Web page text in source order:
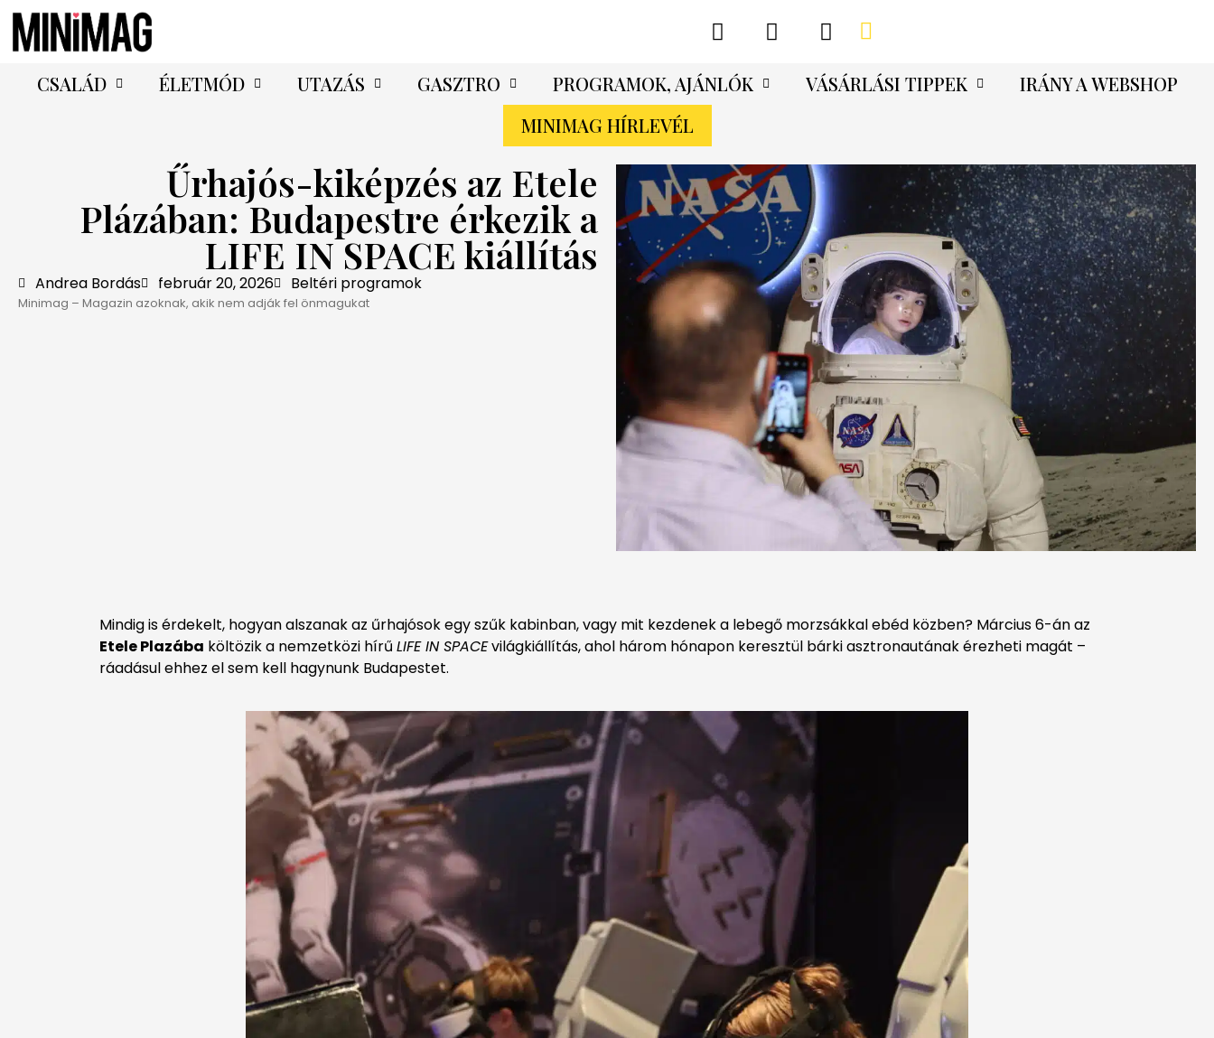
CSALÁD ÉLETMÓD UTAZÁS GASZTRO PROGRAMOK, AJÁNLÓK VÁSÁRLÁSI TIPPEK
IRÁNY A WEBSHOP
MINIMAG HÍRLEVÉL
Űrhajós-kiképzés az Etele
Plázában: Budapestre érkezik a
LIFE IN SPACE kiállítás
Andrea Bordás február 20, 2026 Beltéri programok
Minimag – Magazin azoknak, akik nem adják fel önmagukat
Mindig is érdekelt, hogyan alszanak az űrhajósok egy szűk kabinban, vagy mit kezdenek a lebegő morzsákkal ebéd közben? Március 6-án az
Etele Plazába költözik a nemzetközi hírű LIFE IN SPACEvilágkiállítás, ahol három hónapon keresztül bárki asztronautának érezheti magát –
ráadásul ehhez el sem kell hagynunk Budapestet.